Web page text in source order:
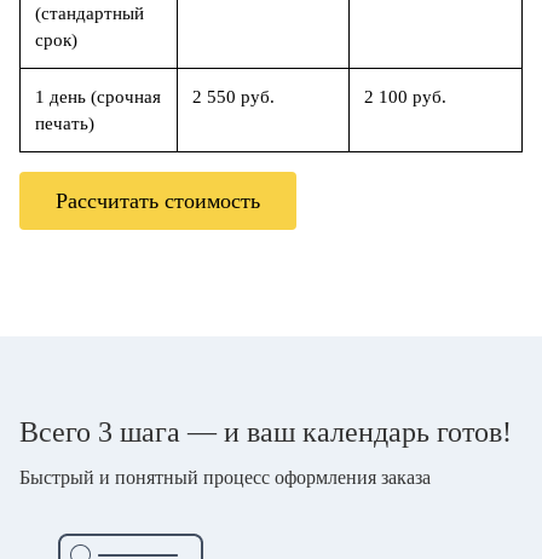
(стандартный
срок)
1 день (срочная
печать)
2 550 руб. 2 100 руб.
Рассчитать стоимость
Всего 3 шага — и ваш календарь готов!
Быстрый и понятный процесс оформления заказа